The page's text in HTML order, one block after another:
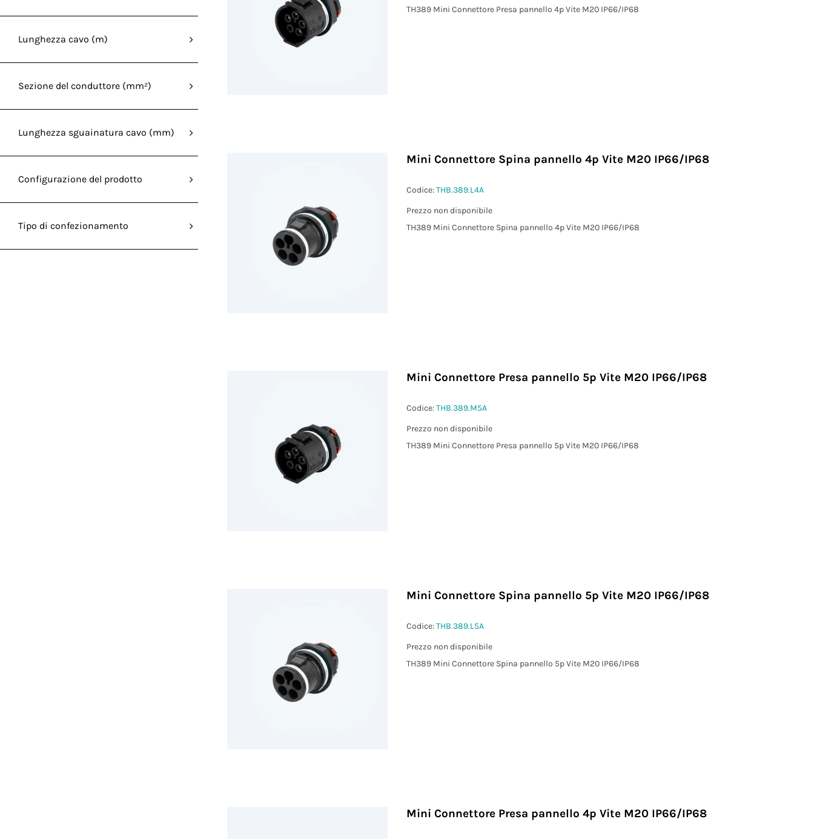
Lunghezza cavo (m)
Sezione del conduttore (mm²)
Lunghezza sguainatura cavo (mm)
Configurazione del prodotto
Tipo di confezionamento
TH389 Mini Connettore Presa pannello 4p Vite M20 IP66/IP68
Mini Connettore Spina pannello 4p Vite M20 IP66/IP68
Codice:THB.389.L4A
Prezzo non disponibile
TH389 Mini Connettore Spina pannello 4p Vite M20 IP66/IP68
Mini Connettore Presa pannello 5p Vite M20 IP66/IP68
Codice:THB.389.M5A
Prezzo non disponibile
TH389 Mini Connettore Presa pannello 5p Vite M20 IP66/IP68
Mini Connettore Spina pannello 5p Vite M20 IP66/IP68
Codice:THB.389.L5A
Prezzo non disponibile
TH389 Mini Connettore Spina pannello 5p Vite M20 IP66/IP68
Mini Connettore Presa pannello 4p Vite M20 IP66/IP68